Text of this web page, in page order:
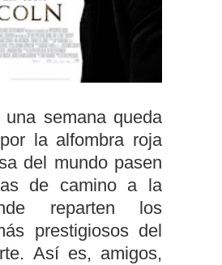
semana queda
la alfombra roja
del mundo pasen
de camino a la
reparten los
prestigiosos del
Así es, amigos,